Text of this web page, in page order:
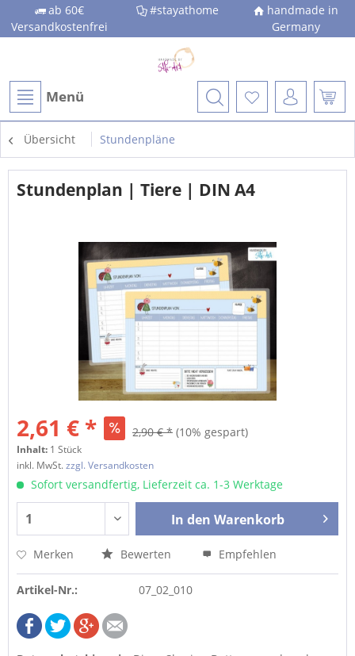
ab 60€
Versandkostenfrei
#stayathome
handmade in
Germany
Menü
Übersicht Stundenpläne
Stundenplan | Tiere | DIN A4
2,61 € * 2,90 € * (10% gespart)
Inhalt: 1 Stück
inkl. MwSt.zzgl. Versandkosten
Sofort versandfertig, Lieferzeit ca. 1-3 Werktage
In den Warenkorb
Merken Bewerten Empfehlen
Artikel-Nr.: 07_02_010